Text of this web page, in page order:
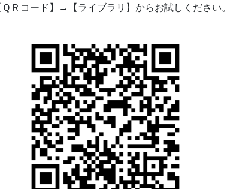
Ｒコード】→【ライブラリ】からお試しください。